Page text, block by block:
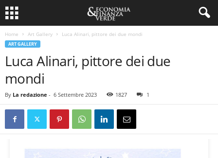
Home Art Gallery Luca Alinari, pittore dei due mondi
ART GALLERY
Luca Alinari, pittore dei due
mondi
By La redazione - 6 Settembre 2023 1827 1